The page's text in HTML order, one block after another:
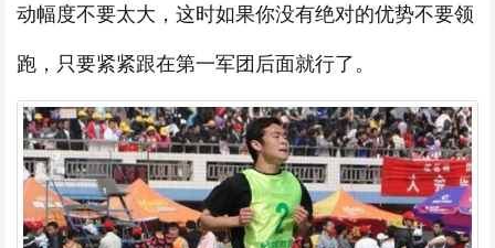
动幅度不要太大，这时如果你没有绝对的优势不要领
跑，只要紧紧跟在第一军团后面就行了。